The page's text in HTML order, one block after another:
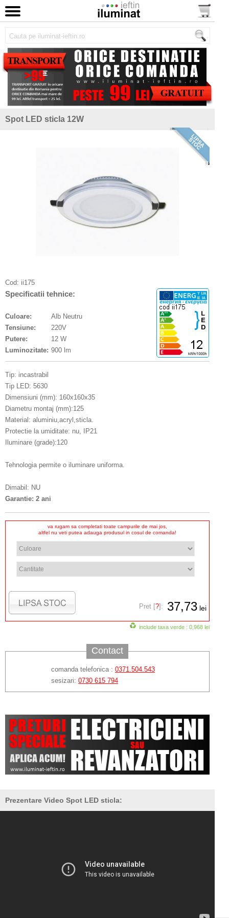
Spot LED sticla 12W
Cod: ii175
Specificatii tehnice:
Culoare:
Alb Neutru
Tensiune:
220V
Putere:
12 W
Luminozitate: 900 lm
Tip: incastrabil
Tip LED: 5630
Dimensiuni (mm): 160x160x35
Diametru montaj (mm):125
Material: aluminiu,acryl,sticla.
Protectie la umiditate: nu, IP21
Iluminare (grade):120
Tehnologia permite o iluminare uniforma.
Dimabil: NU
Garantie: 2 ani
va rugam sa completati toate campurile de mai jos,
altfel nu veti putea adauga produsul in cosul de comanda!
Pret [?]: 37,73 lei
include taxa verde : 0,968 lei
Contact
comanda telefonica : 0371.504.543
sesizari: 0730 615 794
Prezentare Video Spot LED sticla: